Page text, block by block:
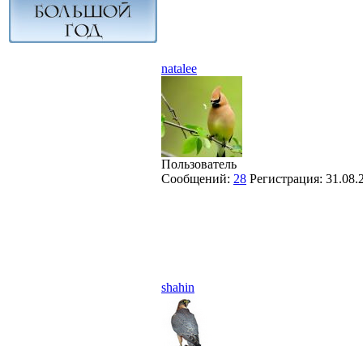
natalee
Пользователь
Сообщений: 28 Регистрация:
shahin